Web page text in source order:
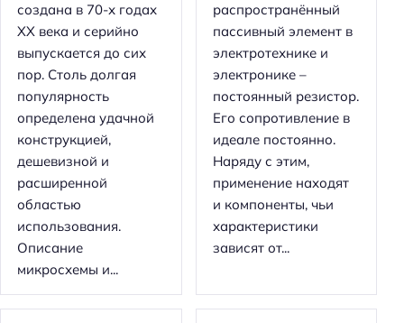
создана в 70-х годах
XX века и серийно
выпускается до сих
пор. Столь долгая
популярность
определена удачной
конструкцией,
дешевизной и
расширенной
областью
использования.
Описание
микросхемы и...
распространённый
пассивный элемент в
электротехнике и
электронике –
постоянный резистор.
Его сопротивление в
идеале постоянно.
Наряду с этим,
применение находят
и компоненты, чьи
характеристики
зависят от...